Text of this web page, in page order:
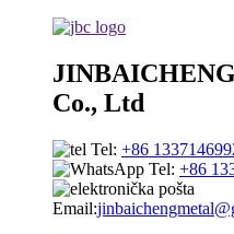
Co., Ltd
Tel: +86
Tel: +86
Email: